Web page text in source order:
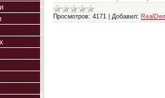
Просмотров: 4171 Добавил: